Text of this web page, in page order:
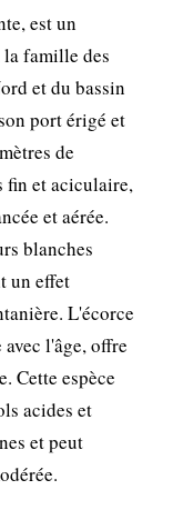
est un
la famille des
et du bassin
port érigé et
de
fin et aciculaire,
et aérée.
blanches
un effet
L'écorce
l'âge, offre
Cette espèce
acides et
et peut